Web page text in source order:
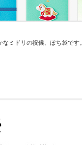
ミドリの祝儀、ぽち袋です。